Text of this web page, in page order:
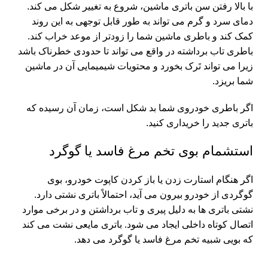
با بالا رفتن سن باتری ماشین، شروع به تغییر شکل می کند.
دمای سرد و گرم می تواند به طور قابل توجهی به این روند
کمک کند و باطری ماشین شما را زودتر از موعد خراب کند.
باطری تاب برداشته در واقع می تواند تا حدودی خطرناک باشد
زیرا می تواند تَرک بخورد و محتویات شیمیمایی آن در ماشین
شما بریزد.
اگر باطری خودروی شما بد شکل است، زمان آن رسیده که
باتری جدید را خریداری کنید.
استشمام بوی تخم مرغ فاسد یا گوگرد
اگر هنگام استارت زدن یا باز کردن کاپوت خودرو، بوی
گوگردی از خودرو بیرون می آید، احتمالاً باتری نشتی دارد.
نشتی باتری ها به دلیل پیری و تاب برداشتن و در برخی موارد
اتصال کوتاه داخلی ایجاد می شود. باتری مایعی نشت می کند
که بویی شبیه تخم مرغ فاسد یا گوگرد می دهد.